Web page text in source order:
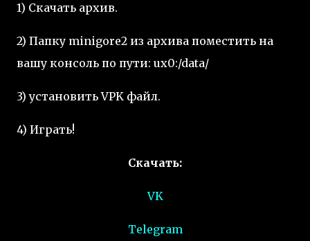
1) Скачать архив.
2) Папку minigore2 из архива поместить на
вашу консоль по пути: ux0:/data/
3) установить VPK файл.
4) Играть!
Скачать:
VK
Telegram